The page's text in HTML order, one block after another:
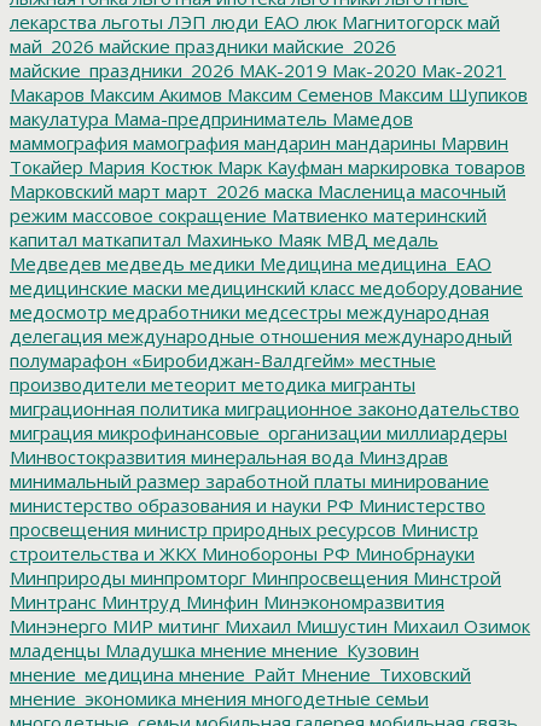
лекарства льготы ЛЭП люди ЕАО люк Магнитогорск май
май_2026 майские праздники майские_2026
майские_праздники_2026 МАК-2019 Мак-2020 Мак-2021
Макаров Максим Акимов Максим Семенов Максим Шупиков
макулатура Мама-предприниматель Мамедов
маммография мамография мандарин мандарины Марвин
Токайер Мария Костюк Марк Кауфман маркировка товаров
Марковский март март_2026 маска Масленица масочный
режим массовое сокращение Матвиенко материнский
капитал маткапитал Махинько Маяк МВД медаль
Медведев медведь медики Медицина медицина_ЕАО
медицинские маски медицинский класс медоборудование
медосмотр медработники медсестры международная
делегация международные отношения международный
полумарафон «Биробиджан-Валдгейм» местные
производители метеорит методика мигранты
миграционная политика миграционное законодательство
миграция микрофинансовые_организации миллиардеры
Минвостокразвития минеральная вода Минздрав
минимальный размер заработной платы минирование
министерство образования и науки РФ Министерство
просвещения министр природных ресурсов Министр
строительства и ЖКХ Минобороны РФ Минобрнауки
Минприроды минпромторг Минпросвещения Минстрой
Минтранс Минтруд Минфин Минэкономразвития
Минэнерго МИР митинг Михаил Мишустин Михаил Озимок
младенцы Младушка мнение мнение_Кузовин
мнение_медицина мнение_Райт Мнение_Тиховский
мнение_экономика мнения многодетные семьи